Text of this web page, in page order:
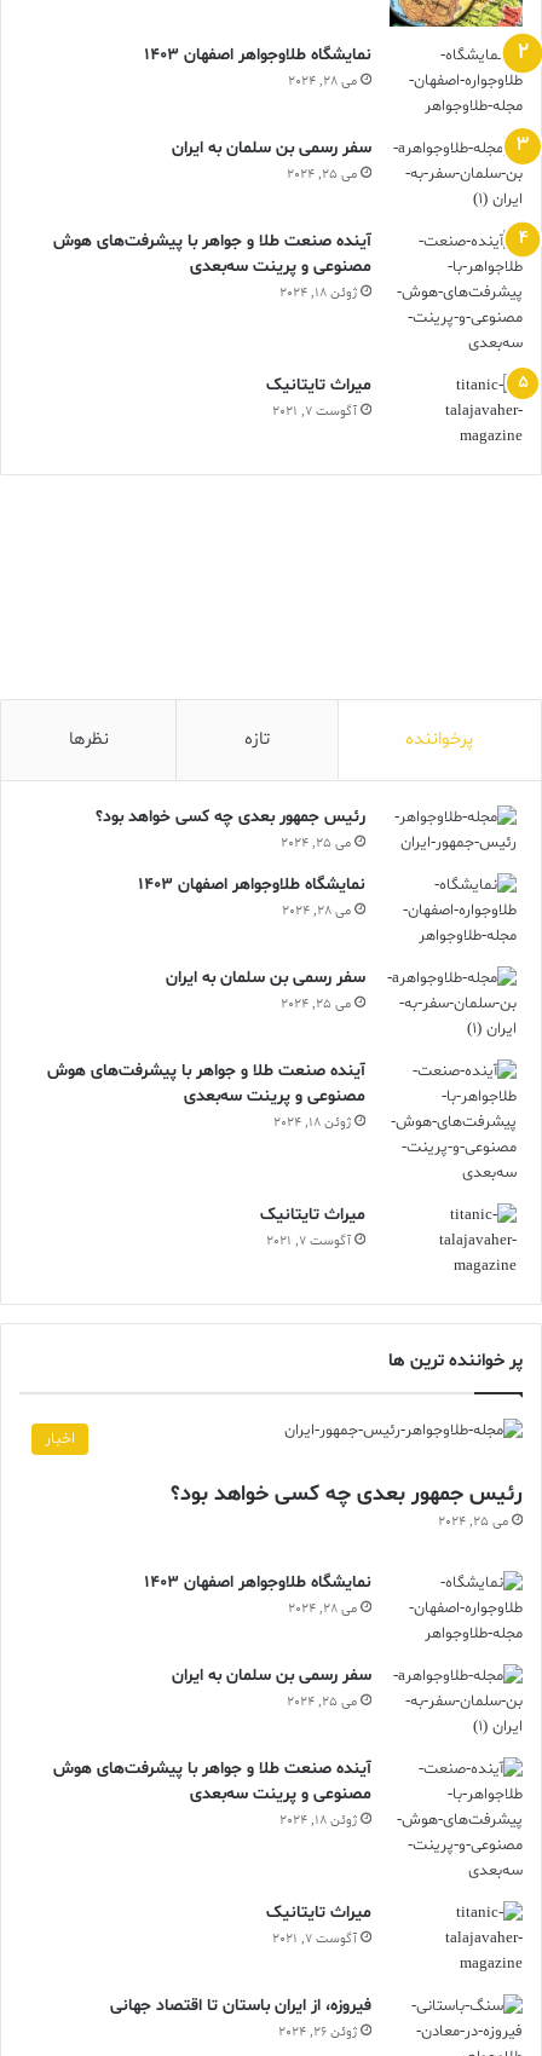
نمایشگاه طلاوجواهر اصفهان 1403
می 28, 2024
سفر رسمی بن سلمان به ایران
می 25, 2024
آینده صنعت طلا و جواهر با پیشرفت‌های هوش
مصنوعی و پرینت سه‌بعدی
ژوئن 18, 2024
ميراث تايتانيک
آگوست 7, 2021
پرخواننده تازه نظرها
رئیس جمهور بعدی چه کسی خواهد بود؟
می 25, 2024
نمایشگاه طلاوجواهر اصفهان 1403
می 28, 2024
سفر رسمی بن سلمان به ایران
می 25, 2024
آینده صنعت طلا و جواهر با پیشرفت‌های هوش
مصنوعی و پرینت سه‌بعدی
ژوئن 18, 2024
ميراث تايتانيک
آگوست 7, 2021
پر خواننده ترین ها
اخبار
رئیس جمهور بعدی چه کسی خواهد بود؟
می 25, 2024
نمایشگاه طلاوجواهر اصفهان 1403
می 28, 2024
سفر رسمی بن سلمان به ایران
می 25, 2024
آینده صنعت طلا و جواهر با پیشرفت‌های هوش
مصنوعی و پرینت سه‌بعدی
ژوئن 18, 2024
ميراث تايتانيک
آگوست 7, 2021
فیروزه، از ایران باستان تا اقتصاد جهانی
ژوئن 26, 2024